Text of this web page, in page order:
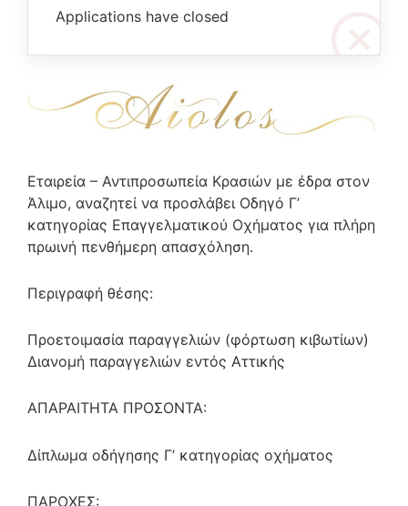
Applications have closed
Εταιρεία – Αντιπροσωπεία Κρασιών με έδρα στον
Άλιμο, αναζητεί να προσλάβει Οδηγό Γ’
κατηγορίας Επαγγελματικού Oχήματος για πλήρη
πρωινή πενθήμερη απασχόληση.
Περιγραφή θέσης:
Προετοιμασία παραγγελιών (φόρτωση κιβωτίων)
Διανομή παραγγελιών εντός Αττικής
ΑΠΑΡΑΙΤΗΤΑ ΠΡΟΣΟΝΤΑ:
Δίπλωμα οδήγησης Γ’ κατηγορίας οχήματος
ΠΑΡΟΧΕΣ: